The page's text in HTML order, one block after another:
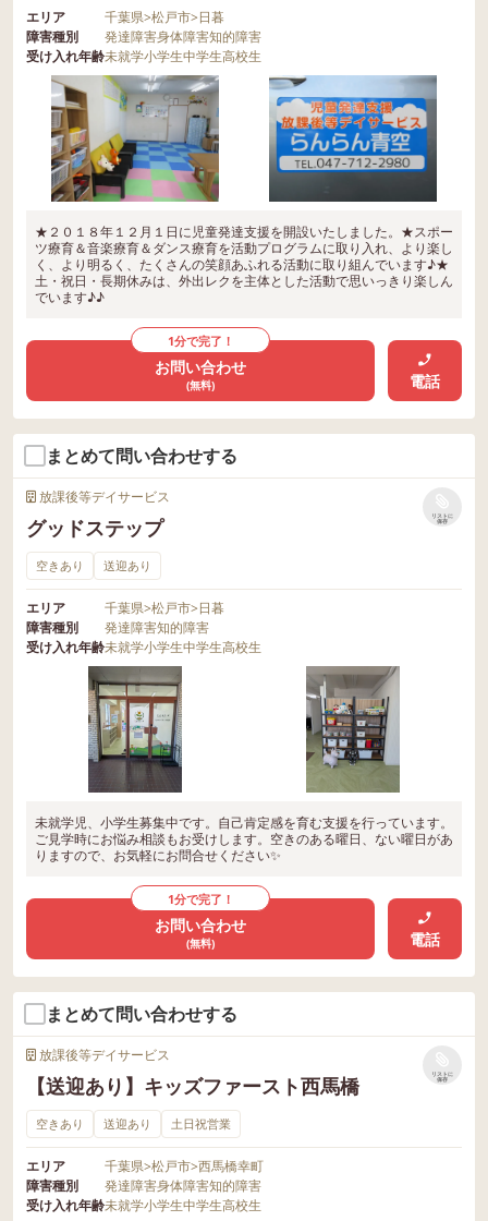
エリア 千葉県>松戸市>日暮
障害種別
発達障害身体障害知的障害
受け入れ年齢未就学小学生中学生高校生
★２０１８年１２月１日に児童発達支援を開設いたしました。★スポー
ツ療育＆音楽療育＆ダンス療育を活動プログラムに取り入れ、より楽し
く、より明るく、たくさんの笑顔あふれる活動に取り組んでいます♪★
土・祝日・長期休みは、外出レクを主体とした活動で思いっきり楽しん
でいます♪♪
1分で完了！
お問い合わせ
(無料) 電話
まとめて問い合わせする
放課後等デイサービス
グッドステップ
リストに
保存
空きあり 送迎あり
エリア 千葉県>松戸市>日暮
障害種別
発達障害知的障害
受け入れ年齢未就学小学生中学生高校生
未就学児、小学生募集中です。自己肯定感を育む支援を行っています。
ご見学時にお悩み相談もお受けします。空きのある曜日、ない曜日があ
りますので、お気軽にお問合せください✨
1分で完了！
お問い合わせ
(無料) 電話
まとめて問い合わせする
放課後等デイサービス
【送迎あり】キッズファースト西馬橋
リストに
保存
空きあり 送迎あり 土日祝営業
エリア 千葉県>松戸市>西馬橋幸町
障害種別
発達障害身体障害知的障害
受け入れ年齢未就学小学生中学生高校生